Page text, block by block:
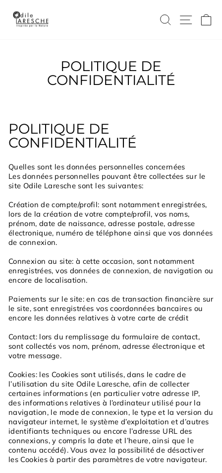
contenu
POLITIQUE DE
CONFIDENTIALITÉ
POLITIQUE DE
CONFIDENTIALITÉ
Quelles sont les données personnelles concernées
Les données personnelles pouvant être collectées sur le
site Odile Laresche sont les suivantes:
Création de compte/profil: sont notamment enregistrées,
lors de la création de votre compte/profil, vos noms,
prénom, date de naissance, adresse postale, adresse
électronique, numéro de téléphone ainsi que vos données
de connexion.
Connexion au site: à cette occasion, sont notamment
enregistrées, vos données de connexion, de navigation ou
encore de localisation.
Paiements sur le site: en cas de transaction financière sur
le site, sont enregistrées vos coordonnées bancaires ou
encore les données relatives à votre carte de crédit
Contact: lors du remplissage du formulaire de contact,
sont collectés vos nom, prénom, adresse électronique et
votre message.
Cookies: les Cookies sont utilisés, dans le cadre de
l’utilisation du site Odile Laresche, afin de collecter
certaines informations (en particulier votre adresse IP,
des informations relatives à l’ordinateur utilisé pour la
navigation, le mode de connexion, le type et la version du
navigateur internet, le système d’exploitation et d’autres
identifiants techniques ou encore l’adresse URL des
connexions, y compris la date et l’heure, ainsi que le
contenu accédé). Vous avez la possibilité de désactiver
les Cookies à partir des paramètres de votre navigateur.